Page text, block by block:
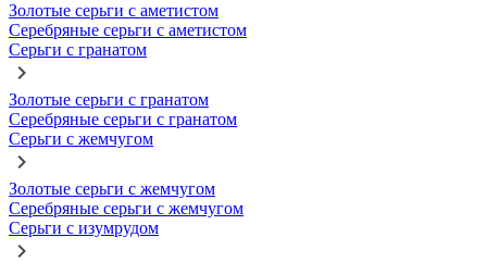
Золотые серьги с аметистом
Серебряные серьги с аметистом
Серьги с гранатом
Золотые серьги с гранатом
Серебряные серьги с гранатом
Серьги с жемчугом
Золотые серьги с жемчугом
Серебряные серьги с жемчугом
Серьги с изумрудом